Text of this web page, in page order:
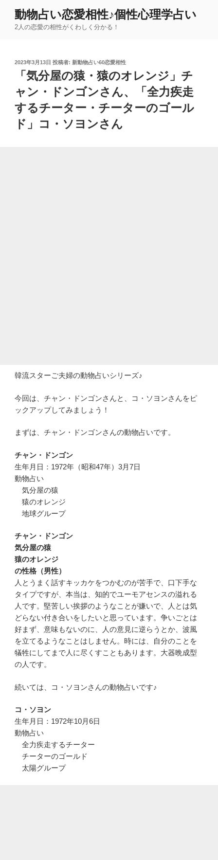
動物占い恋愛相性♪個性心理学占い
2人の恋愛の相性がくわしく分かる！
投
2023年3月13日 投稿者: 新動物占い60恋愛相性
「気分屋の猿・猿のオレンジ」チ
ャン・ドンゴンさん、「全力疾走
するチーター・チーターのゴール
ド」コ・ソヨンさん
韓流スターご夫婦の動物占いシリーズ♪
今回は、チャン・ドンゴンさんと、コ・ソヨンさんをピ
ックアップしてみましょう！
まずは、チャン・ドンゴンさんの動物占いです。
チャン・ドンゴン
生年月日：1972年（昭和47年）3月7日
動物占い
気分屋の猿
猿のオレンジ
地球グループ
チャン・ドンゴン
気分屋の猿
猿のオレンジ
の性格（男性）
人とうまく話すキッカケをつかむのが苦手で、口下手な
タイプですが、本当は、知的でユーモアセンスの溢れる
人です。堅苦しい挨拶のようなことが嫌いで、人とは気
どらない付き合いをしたいと思っています。争いごとは
好まず、意味もないのに、人の意見に逆らうとか、波風
を立てるようなことはしません。時には、自分のことを
犠牲にしてまで人に尽くすこともあります。大器晩成型
の人です。
続いては、コ・ソヨンさんの動物占いです♪
コ・ソヨン
生年月日：1972年10月6日
動物占い
全力疾走するチーター
チーターのゴールド
太陽グループ